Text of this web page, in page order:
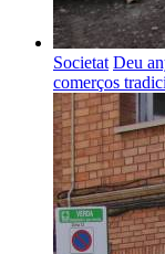
Societat Deu
comerços